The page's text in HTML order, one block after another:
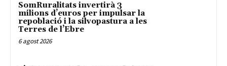
SomRuralitats invertirà 3
milions d’euros per impulsar la
repoblació i la silvopastura a les
Terres de l’Ebre
6 agost 2026